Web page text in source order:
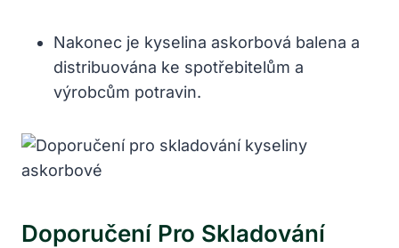
Nakonec je kyselina askorbová balena a
distribuována ke spotřebitelům a
výrobcům potravin.
Doporučení Pro Skladování